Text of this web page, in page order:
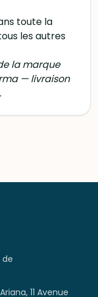
toute la
les autres
la marque
— livraison
de
11 Avenue